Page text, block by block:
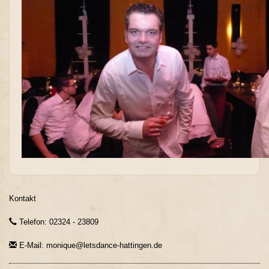
Kontakt
Telefon: 02324 - 23809
E-Mail: monique@letsdance-hattingen.de